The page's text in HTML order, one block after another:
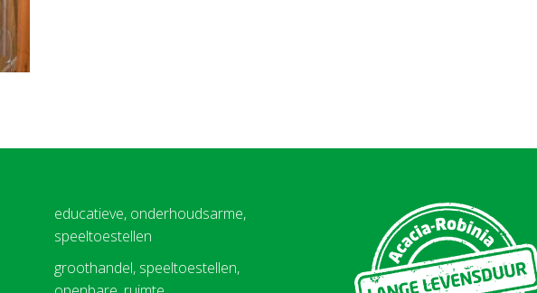
educatieve, onderhoudsarme,
speeltoestellen
groothandel, speeltoestellen,